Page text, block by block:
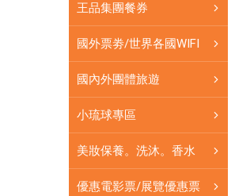
銷
售
國
體
網
卡
可
王品集團餐券
國外票劵/世界各國WIFI
國內外團體旅遊
小琉球專區
美妝保養。洗沐。香水
優惠電影票/展覽優惠票